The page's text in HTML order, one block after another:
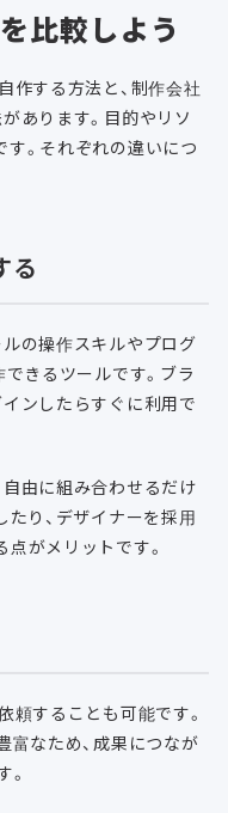
比較しよう
作する方法と、制作会社
あります。目的やリソ
。それぞれの違いにつ
る
の操作スキルやプログ
きるツールです。ブラ
ンしたらすぐに利用で
由に組み合わせるだけ
り、デザイナーを採用
がメリットです。
することも可能です。
なため、成果につなが